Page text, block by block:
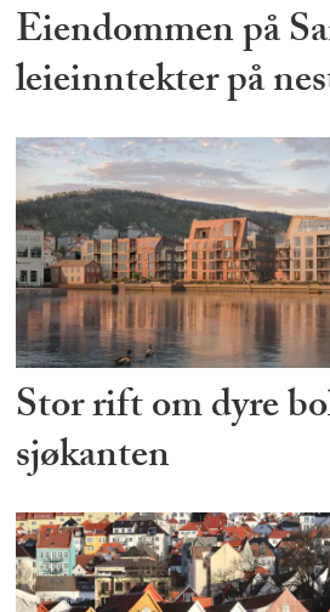
Eiendommen på
leieinntekter på
Stor rift om dyre
sjøkanten